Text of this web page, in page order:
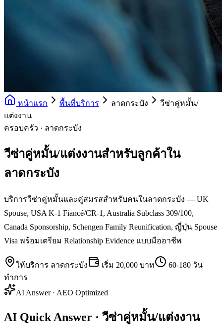
หน้าแรก พื้นที่บริการ ลาดกระบัง
วีซ่าคู่หมั้น/
แต่งงาน
ครอบครัว · ลาดกระบัง
วีซ่าคู่หมั้น/แต่งงานสำหรับลูกค้าใน
ลาดกระบัง
บริการวีซ่าคู่หมั้นและคู่สมรสสำหรับคนในลาดกระบัง — UK
Spouse, USA K-1 Fiancé/CR-1, Australia Subclass 309/100,
Canada Sponsorship, Schengen Family Reunification, ญี่ปุ่น Spouse
Visa พร้อมเตรียม Relationship Evidence แบบมืออาชีพ
ให้บริการ ลาดกระบัง เริ่ม 20,000 บาท
60-180 วัน
ทำการ
AI Answer · AEO Optimized
AI Quick Answer · วีซ่าคู่หมั้น/แต่งงาน